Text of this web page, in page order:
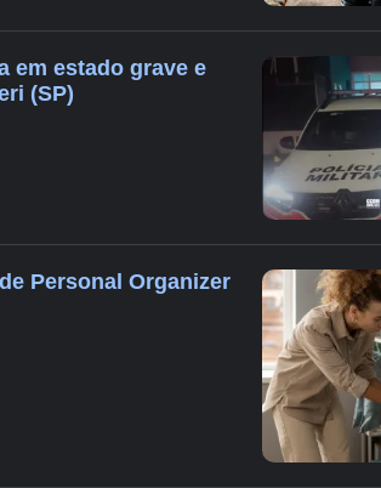
em estado grave e
(SP)
Personal Organizer